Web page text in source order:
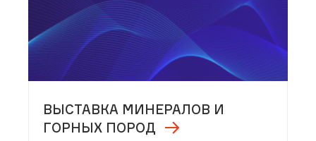
ВЫСТАВКА МИНЕРАЛОВ И
ГОРНЫХ ПОРОД